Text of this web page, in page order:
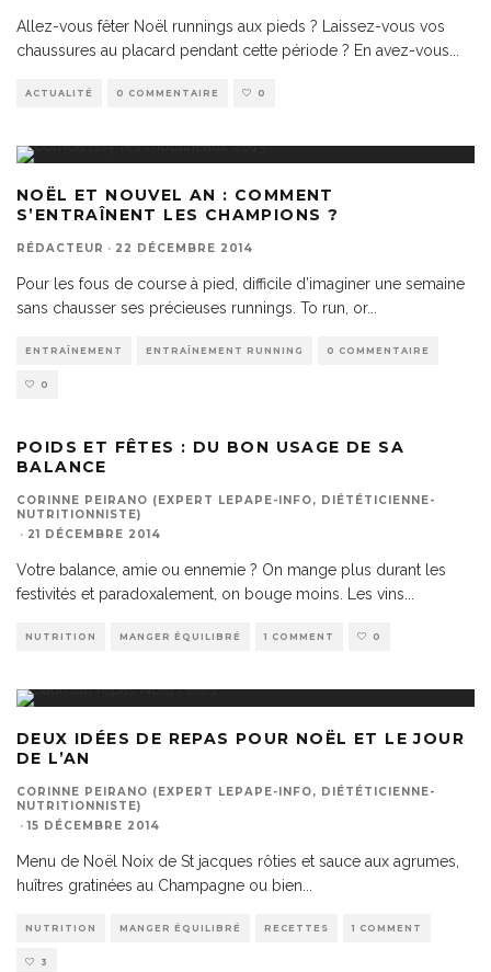
Allez-vous fêter Noël runnings aux pieds ? Laissez-vous vos
chaussures au placard pendant cette période ? En avez-vous
ACTUALITÉ 0 COMMENTAIRE 0
NOËL ET NOUVEL AN : COMMENT
S’ENTRAÎNENT LES CHAMPIONS ?
RÉDACTEUR · 22 DÉCEMBRE 2014
Pour les fous de course à pied, difficile d’imaginer une semaine
sans chausser ses précieuses runnings. To run, or...
ENTRAÎNEMENT ENTRAÎNEMENT RUNNING 0 COMMENTAIRE
0
POIDS ET FÊTES : DU BON USAGE DE SA
BALANCE
CORINNE PEIRANO (EXPERT LEPAPE-INFO, DIÉTÉTICIENNE-
NUTRITIONNISTE)
· 21 DÉCEMBRE 2014
Votre balance, amie ou ennemie ? On mange plus durant les
festivités et paradoxalement, on bouge moins. Les vins
NUTRITION MANGER ÉQUILIBRÉ 1 COMMENT 0
DEUX IDÉES DE REPAS POUR NOËL ET LE JOUR
DE L’AN
CORINNE PEIRANO (EXPERT LEPAPE-INFO, DIÉTÉTICIENNE-
NUTRITIONNISTE)
· 15 DÉCEMBRE 2014
Menu de Noël Noix de St jacques rôties et sauce aux agrumes,
huîtres gratinées au Champagne ou bien
NUTRITION MANGER ÉQUILIBRÉ RECETTES 1 COMMENT
3